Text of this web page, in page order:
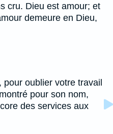
cru. Dieu est amour; et
demeure en Dieu,
oublier votre travail
pour son nom,
des services aux